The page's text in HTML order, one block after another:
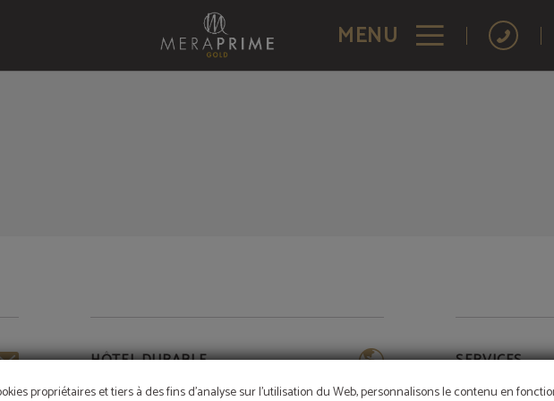
propriétaires et tiers à des fins d'analyse sur l'utilisation du Web, personnalisons le contenu en
MENU
HÔTEL DURABLE SERVICES